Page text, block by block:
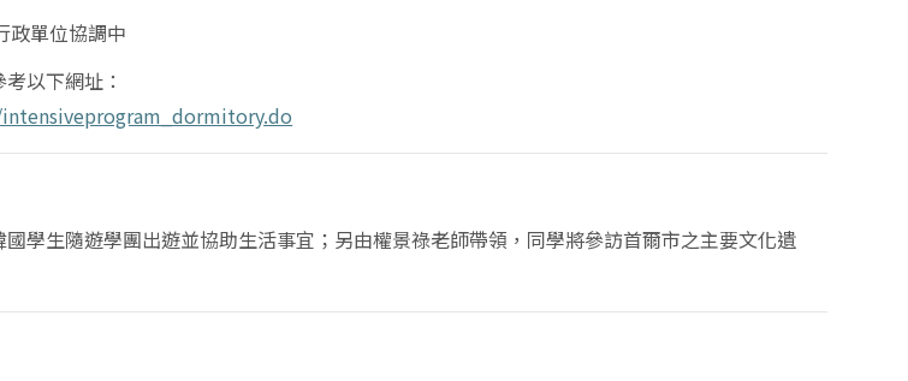
政單位協調中
以下網址：
學生隨遊學團出遊並協助生活事宜；另由權景祿老師帶領，同學將參訪首爾市之主要文化遺